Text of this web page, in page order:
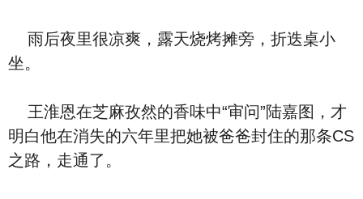
雨后夜里很凉爽，露天烧烤摊旁，折迭桌小
坐。
王淮恩在芝麻孜然的香味中“审问”陆嘉图，才
明白他在消失的六年里把她被爸爸封住的那条CS
之路，走通了。